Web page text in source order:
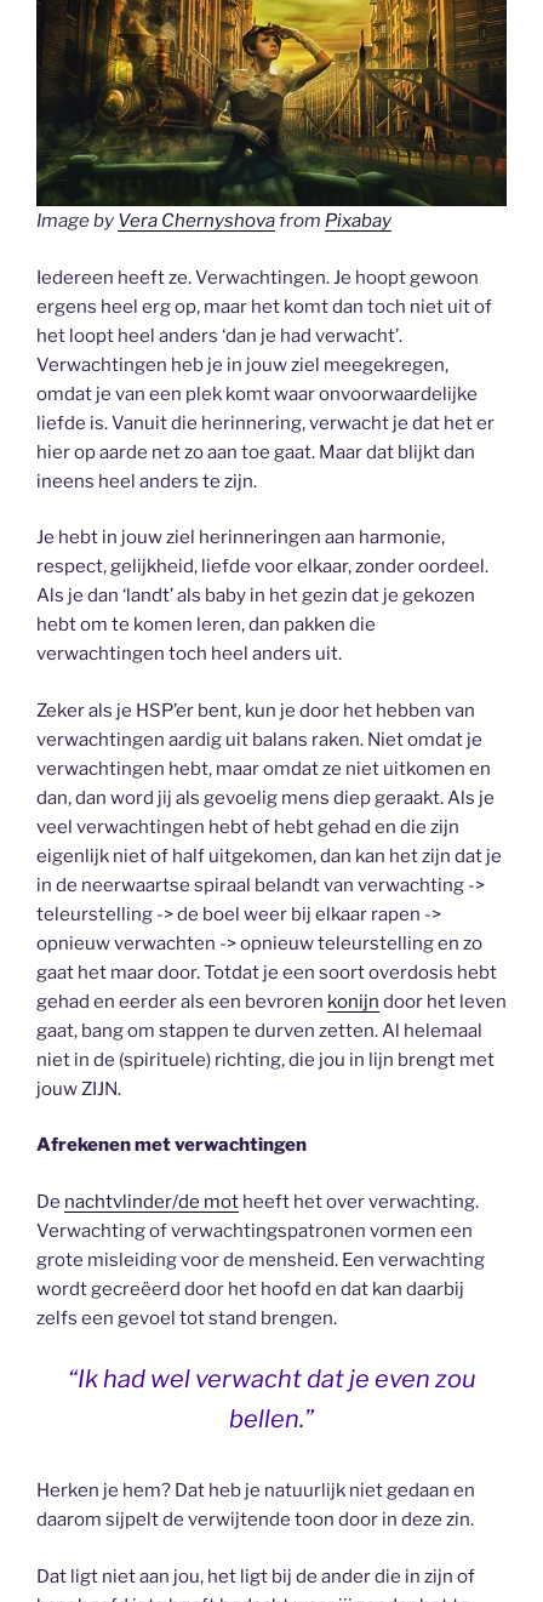
Image by Vera Chernyshovafrom Pixabay
Iedereen heeft ze. Verwachtingen. Je hoopt gewoon
ergens heel erg op, maar het komt dan toch niet uit of
het loopt heel anders ‘dan je had verwacht’.
Verwachtingen heb je in jouw ziel meegekregen,
omdat je van een plek komt waar onvoorwaardelijke
liefde is. Vanuit die herinnering, verwacht je dat het er
hier op aarde net zo aan toe gaat. Maar dat blijkt dan
ineens heel anders te zijn.
Je hebt in jouw ziel herinneringen aan harmonie,
respect, gelijkheid, liefde voor elkaar, zonder oordeel.
Als je dan ‘landt’ als baby in het gezin dat je gekozen
hebt om te komen leren, dan pakken die
verwachtingen toch heel anders uit.
Zeker als je HSP’er bent, kun je door het hebben van
verwachtingen aardig uit balans raken. Niet omdat je
verwachtingen hebt, maar omdat ze niet uitkomen en
dan, dan word jij als gevoelig mens diep geraakt. Als je
veel verwachtingen hebt of hebt gehad en die zijn
eigenlijk niet of half uitgekomen, dan kan het zijn dat je
in de neerwaartse spiraal belandt van verwachting ->
teleurstelling -> de boel weer bij elkaar rapen ->
opnieuw verwachten -> opnieuw teleurstelling en zo
gaat het maar door. Totdat je een soort overdosis hebt
gehad en eerder als een bevroren konijn door het leven
gaat, bang om stappen te durven zetten. Al helemaal
niet in de (spirituele) richting, die jou in lijn brengt met
jouw ZIJN.
Afrekenen met verwachtingen
De nachtvlinder/de mot heeft het over verwachting.
Verwachting of verwachtingspatronen vormen een
grote misleiding voor de mensheid. Een verwachting
wordt gecreëerd door het hoofd en dat kan daarbij
zelfs een gevoel tot stand brengen.
“Ik had wel verwacht dat je even zou
bellen.”
Herken je hem? Dat heb je natuurlijk niet gedaan en
daarom sijpelt de verwijtende toon door in deze zin.
Dat ligt niet aan jou, het ligt bij de ander die in zijn of